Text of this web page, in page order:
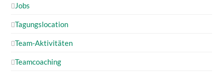
Jobs
Tagungslocation
Team-Aktivitäten
Teamcoaching